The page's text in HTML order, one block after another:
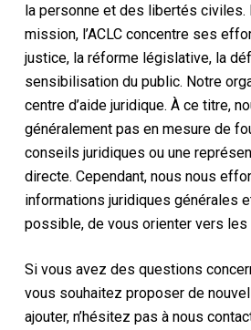
la personne et des libertés civiles.
mission, l’ACLC concentre ses
justice, la réforme législative, la
sensibilisation du public. Notre
centre d’aide juridique. À ce titre,
généralement pas en mesure de
conseils juridiques ou une
directe. Cependant, nous nous
informations juridiques générales
possible, de vous orienter vers
Si vous avez des questions
vous souhaitez proposer de
ajouter, n’hésitez pas à nous